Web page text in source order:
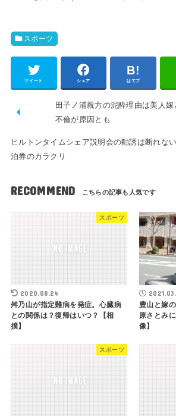
スポーツ
ツイート シェア はてブ
田子ノ浦親方の泥酔理由は美人
不倫が原因とも
ヒルトンタイムシェア説明会の勧誘は断れな
泊券のカラクリ
RECOMMEND
スポーツ
2020.08.24
舛乃山が指定難病を発症。心臓病
との関係は？復帰はいつ？【相
撲】
豊山と嫁
原さとみ
像】
スポーツ